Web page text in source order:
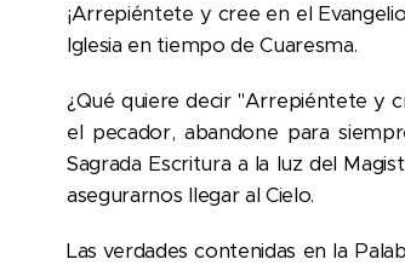
¡Arrepiéntete y cree en el
Iglesia en tiempo de Cuaresma.
¿Qué quiere decir "Arrepiéntete y
el pecador, abandone para
Sagrada Escritura a la luz del
asegurarnos llegar al Cielo.
Las verdades contenidas en la